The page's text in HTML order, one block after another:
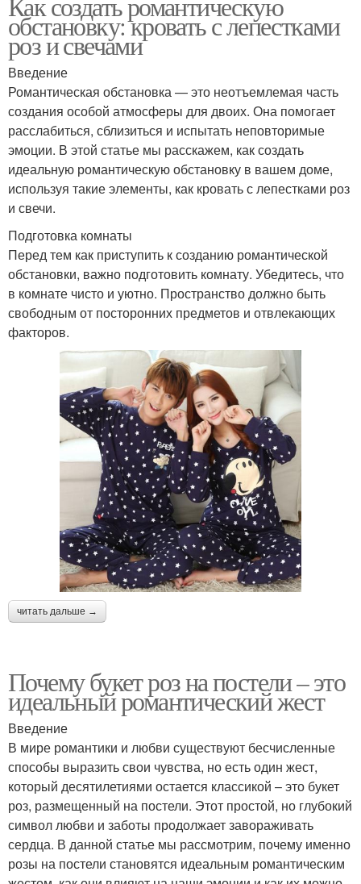
обстановку: кровать с лепестками
роз и свечами
Введение
Романтическая обстановка — это неотъемлемая часть
создания особой атмосферы для двоих. Она помогает
расслабиться, сблизиться и испытать неповторимые
эмоции. В этой статье мы расскажем, как создать
идеальную романтическую обстановку в вашем доме,
используя такие элементы, как кровать с лепестками роз
и свечи.
Подготовка комнаты
Перед тем как приступить к созданию романтической
обстановки, важно подготовить комнату. Убедитесь, что
в комнате чисто и уютно. Пространство должно быть
свободным от посторонних предметов и отвлекающих
факторов.
читать дальше →
Почему букет роз на постели – это
идеальный романтический жест
Введение
В мире романтики и любви существуют бесчисленные
способы выразить свои чувства, но есть один жест,
который десятилетиями остается классикой – это букет
роз, размещенный на постели. Этот простой, но глубокий
символ любви и заботы продолжает завораживать
сердца. В данной статье мы рассмотрим, почему именно
розы на постели становятся идеальным романтическим